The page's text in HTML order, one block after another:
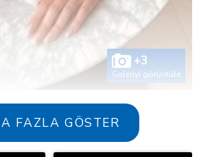
+3
Galeriyi görüntüle
FAZLA GÖSTER